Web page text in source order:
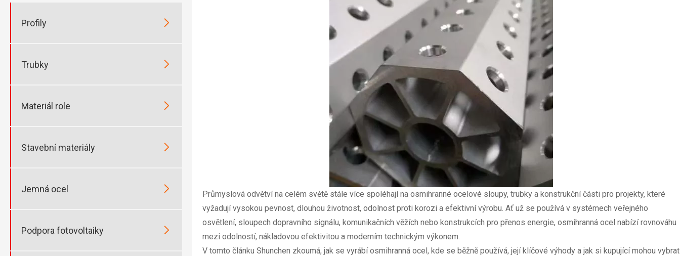
Profily 
Trubky 
Materiál role 
Stavební materiály 
Jemná ocel 
Podpora fotovoltaiky 
Průmyslová odvětví na celém světě stále více spoléhají na osmihranné ocelové sloupy, trubky a konstrukční části pro projekty, které
vyžadují vysokou pevnost, dlouhou životnost, odolnost proti korozi a efektivní výrobu. Ať už se používá v systémech veřejného
osvětlení, sloupech dopravního signálu, komunikačních věžích nebo konstrukcích pro přenos energie, osmihranná ocel nabízí rovnováhu
mezi odolností, nákladovou efektivitou a moderním technickým výkonem.
V tomto článku Shunchen zkoumá, jak se vyrábí osmihranná ocel, kde se běžně používá, její klíčové výhody a jak si kupující mohou vybrat